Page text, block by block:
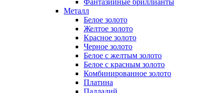
Фантазийные бриллианты
Металл
Белое золото
Желтое золото
Красное золото
Черное золото
Белое с желтым золото
Белое с красным золото
Комбинированное золото
Платина
Палладий